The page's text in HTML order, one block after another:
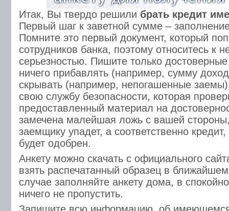
Итак, Вы твердо решили брать кредит
Первый шаг к заветной сумме –
Помните это первый документ, который
сотрудников банка, поэтому относитесь к
серьезностью. Пишите только
ничего прибавлять (например, сумму
скрывать (например, непогашенные
свою службу безопасности, которая
предоставленный материал на
замечена малейшая ложь с вашей
заемщику упадет, а соответственно
будет одобрен.
Анкету можно скачать с официального
взять распечатанный образец в
случае заполняйте анкету дома, в
ничего не пропустить.